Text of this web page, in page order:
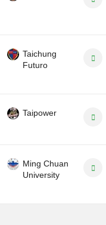
Taichung
Futuro
Taipower
Ming Chuan
University